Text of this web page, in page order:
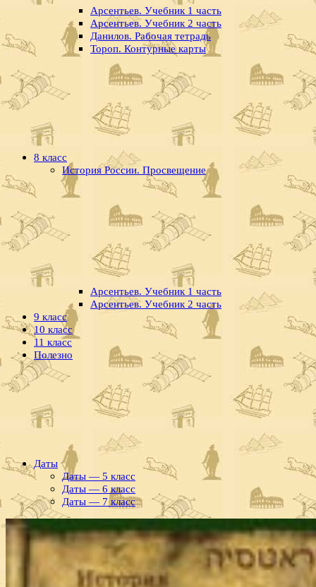
Арсентьев. Учебник 1 часть
Арсентьев. Учебник 2 часть
Данилов. Рабочая тетрадь
Тороп. Контурные карты
8 класс
История России. Просвещение
Арсентьев. Учебник 1 часть
Арсентьев. Учебник 2 часть
9 класс
10 класс
11 класс
Полезно
Даты
Даты — 5 класс
Даты — 6 класс
Даты — 7 класс